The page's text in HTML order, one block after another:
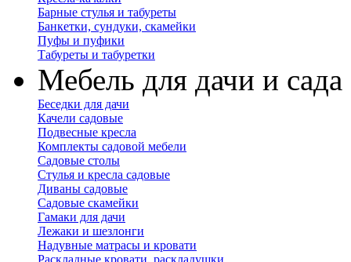
Барные стулья и табуреты
Банкетки, сундуки, скамейки
Пуфы и пуфики
Табуреты и табуретки
Мебель для дачи и сада
Беседки для дачи
Качели садовые
Подвесные кресла
Комплекты садовой мебели
Садовые столы
Стулья и кресла садовые
Диваны садовые
Садовые скамейки
Гамаки для дачи
Лежаки и шезлонги
Надувные матрасы и кровати
Раскладные кровати, раскладушки